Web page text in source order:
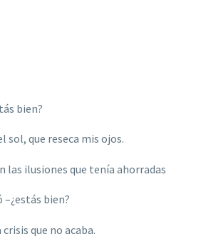
bien?
que reseca mis ojos.
las ilusiones que tenía ahorradas
bien?
que no acaba.